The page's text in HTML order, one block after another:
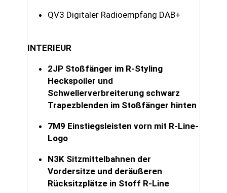
QV3 Digitaler Radioempfang DAB+
INTERIEUR
2JP Stoßfänger im R-Styling
Heckspoiler und
Schwellerverbreiterung schwarz
Trapezblenden im Stoßfänger hinten
7M9 Einstiegsleisten vorn mit R-Line-
Logo
N3K Sitzmittelbahnen der
Vordersitze und deräußeren
Rücksitzplätze in Stoff R-Line